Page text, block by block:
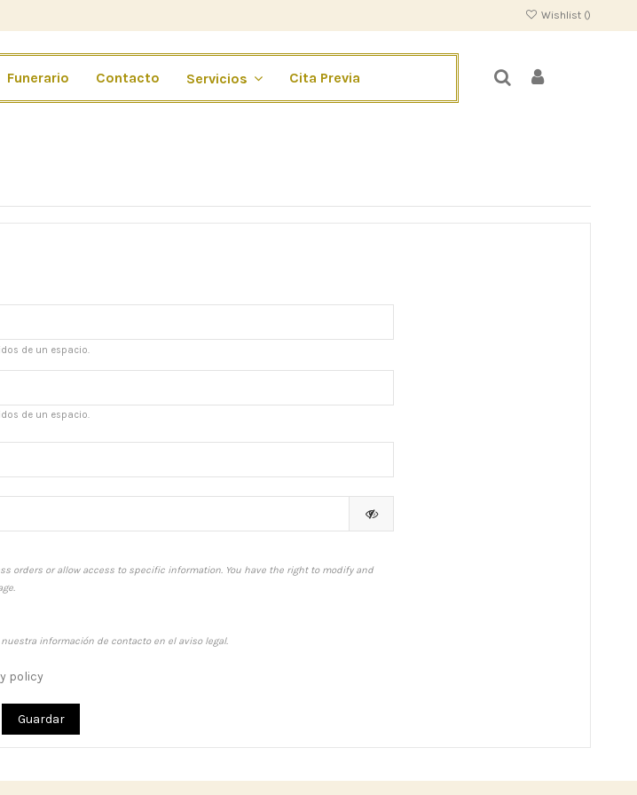
Wishlist ()
Funerario Contacto Servicios Cita Previa
de un espacio.
de un espacio.
orders or allow access to specific information. You have the right to modify and
información de contacto en el aviso legal.
policy
Guardar